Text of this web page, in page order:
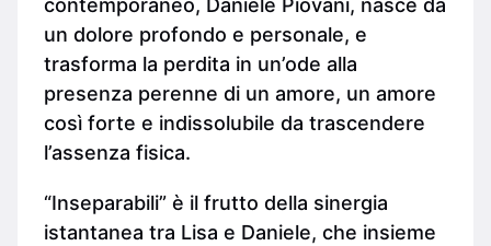
contemporaneo, Daniele Piovani, nasce da
un dolore profondo e personale, e
trasforma la perdita in un’ode alla
presenza perenne di un amore, un amore
così forte e indissolubile da trascendere
l’assenza fisica.
“Inseparabili” è il frutto della sinergia
istantanea tra Lisa e Daniele, che insieme